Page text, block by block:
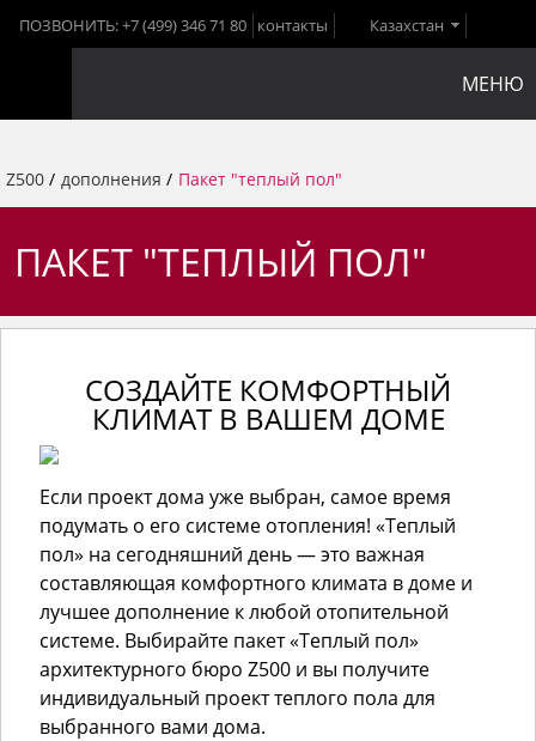
ПОЗВОНИТЬ:+7 (499) 346 71 80 контакты Казахстан
МЕНЮ
Z500 / дополнения / Пакет "теплый пол"
ПАКЕТ "ТЕПЛЫЙ ПОЛ"
СОЗДАЙТЕ КОМФОРТНЫЙ
КЛИМАТ В ВАШЕМ ДОМЕ
Если проект дома уже выбран, самое время
подумать о его системе отопления! «Теплый
пол» на сегодняшний день — это важная
составляющая комфортного климата в доме и
лучшее дополнение к любой отопительной
системе. Выбирайте пакет «Теплый пол»
архитектурного бюро Z500 и вы получите
индивидуальный проект теплого пола для
выбранного вами дома.